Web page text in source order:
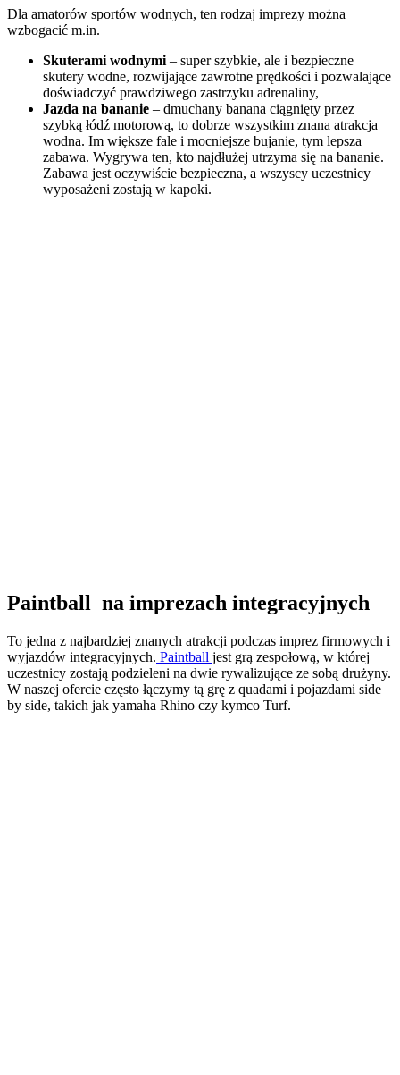
Dla amatorów sportów wodnych, ten rodzaj imprezy można
wzbogacić m.in.
Skuterami wodnymi – super szybkie, ale i bezpieczne
skutery wodne, rozwijające zawrotne prędkości i pozwalające
doświadczyć prawdziwego zastrzyku adrenaliny,
Jazda na bananie – dmuchany banana ciągnięty przez
szybką łódź motorową, to dobrze wszystkim znana atrakcja
wodna. Im większe fale i mocniejsze bujanie, tym lepsza
zabawa. Wygrywa ten, kto najdłużej utrzyma się na bananie.
Zabawa jest oczywiście bezpieczna, a wszyscy uczestnicy
wyposażeni zostają w kapoki.
Paintball na imprezach integracyjnych
To jedna z najbardziej znanych atrakcji podczas imprez firmowych i
wyjazdów integracyjnych. Paintball jest grą zespołową, w której
uczestnicy zostają podzieleni na dwie rywalizujące ze sobą drużyny.
W naszej ofercie często łączymy tą grę z quadami i pojazdami side
by side, takich jak yamaha Rhino czy kymco Turf.